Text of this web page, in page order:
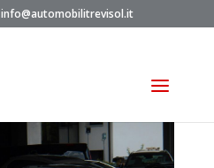
info@automobilitrevisol.it